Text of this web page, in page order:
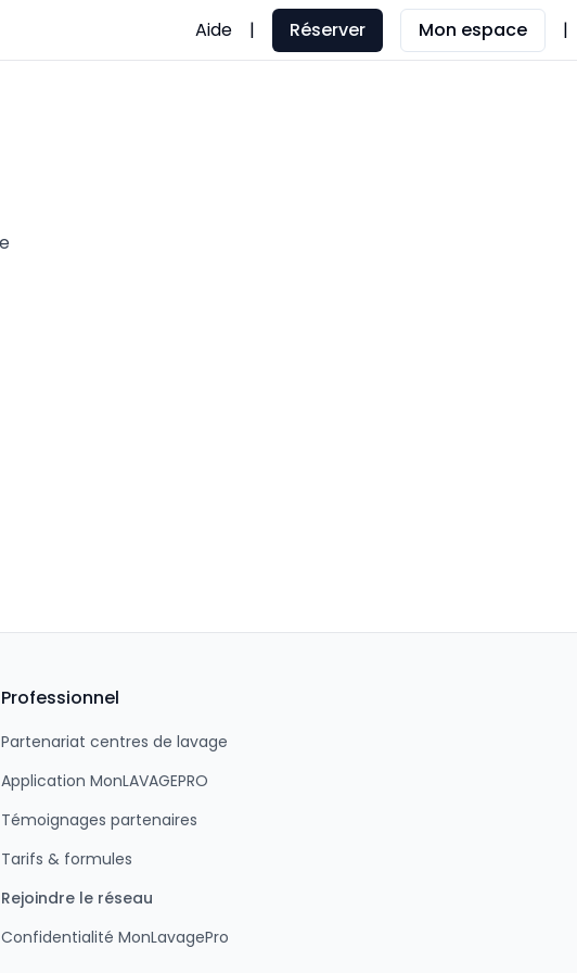
Aide | Réserver Mon espace |
Professionnel
Partenariat centres de lavage
Application MonLAVAGEPRO
Témoignages partenaires
Tarifs & formules
Rejoindre le réseau
Confidentialité MonLavagePro